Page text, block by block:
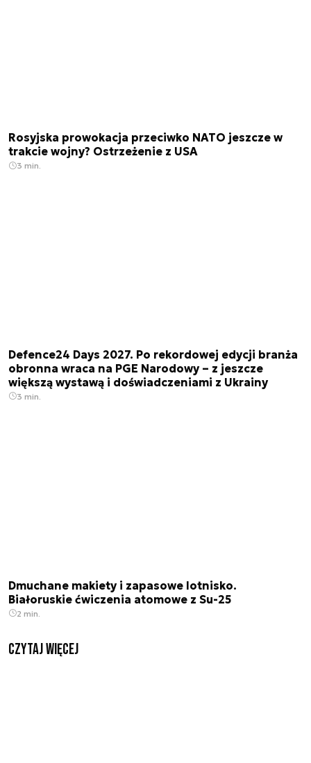
Rosyjska prowokacja przeciwko NATO jeszcze w
trakcie wojny? Ostrzeżenie z USA
3 min.
Defence24 Days 2027. Po rekordowej edycji branża
obronna wraca na PGE Narodowy – z jeszcze
większą wystawą i doświadczeniami z Ukrainy
3 min.
Dmuchane makiety i zapasowe lotnisko.
Białoruskie ćwiczenia atomowe z Su-25
2 min.
czytaj więcej